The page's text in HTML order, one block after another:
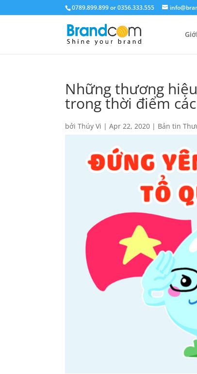
0789.899.899 or 0356.333.555
Những thương
trong thời điểm
bởiThúy Vi |Apr 22, 2020 | Bản tin